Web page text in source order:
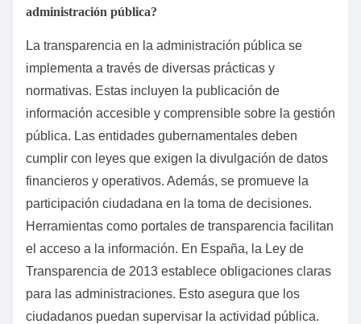
administración pública?
La transparencia en la administración pública se
implementa a través de diversas prácticas y
normativas. Estas incluyen la publicación de
información accesible y comprensible sobre la gestión
pública. Las entidades gubernamentales deben
cumplir con leyes que exigen la divulgación de datos
financieros y operativos. Además, se promueve la
participación ciudadana en la toma de decisiones.
Herramientas como portales de transparencia facilitan
el acceso a la información. En España, la Ley de
Transparencia de 2013 establece obligaciones claras
para las administraciones. Esto asegura que los
ciudadanos puedan supervisar la actividad pública.